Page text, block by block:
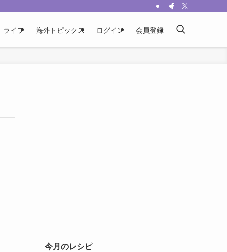
ライフ 海外トピックス ログイン 会員登録
今月のレシピ